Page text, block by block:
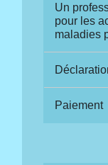
Un
pour les
maladies
Paiement